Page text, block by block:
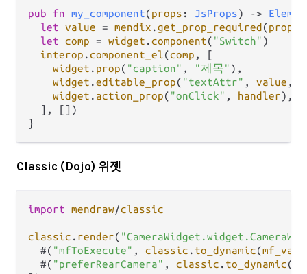
pub fn my_component(props : JsProps) ->
let value = mendix .get_prop_required (props
let comp = widget .component( "Switch" )
interop .component_el(comp , [
widget . prop( "caption" , "제목" ),
widget .editable_prop( "textAttr" , value ,
widget . action_prop( "onClick" , handler),
  ], [])
Classic (Dojo) 위젯
import mendraw/classic
classic . render(
  #(
"mfToExecute" , classic . to_dynamic(
  #(
"preferRearCamera" , classic . to_dynamic(